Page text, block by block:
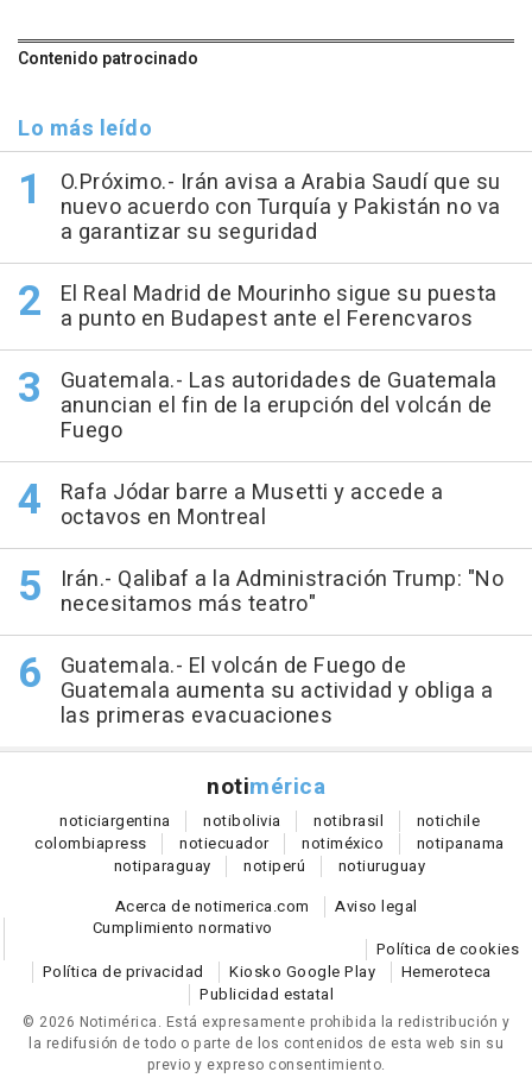
Contenido patrocinado
Lo más leído
O.Próximo.- Irán avisa a Arabia Saudí que su
nuevo acuerdo con Turquía y Pakistán no va
a garantizar su seguridad
El Real Madrid de Mourinho sigue su puesta
a punto en Budapest ante el Ferencvaros
Guatemala.- Las autoridades de Guatemala
anuncian el fin de la erupción del volcán de
Fuego
Rafa Jódar barre a Musetti y accede a
octavos en Montreal
Irán.- Qalibaf a la Administración Trump: "No
necesitamos más teatro"
Guatemala.- El volcán de Fuego de
Guatemala aumenta su actividad y obliga a
las primeras evacuaciones
notimérica
noticiargentina notibolivia notibrasil notichile
colombiapress notiecuador notiméxico notipanama
notiparaguay notiperú notiuruguay
Acerca de notimerica.com
Aviso legal
Cumplimiento normativo
Política de cookies
Política de privacidad
Kiosko Google Play
Hemeroteca
Publicidad estatal
© 2026 Notimérica. Está expresamente prohibida la redistribución y
la redifusión de todo o parte de los contenidos de esta web sin su
previo y expreso consentimiento.